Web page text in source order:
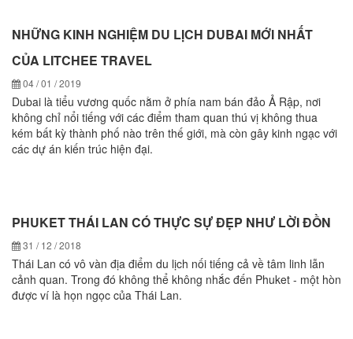
NHỮNG KINH NGHIỆM DU LỊCH DUBAI MỚI NHẤT
CỦA LITCHEE TRAVEL
04 / 01 / 2019
Dubai là tiểu vương quốc nằm ở phía nam bán đảo Ả Rập, nơi
không chỉ nổi tiếng với các điểm tham quan thú vị không thua
kém bất kỳ thành phố nào trên thế giới, mà còn gây kinh ngạc với
các dự án kiến trúc hiện đại.
PHUKET THÁI LAN CÓ THỰC SỰ ĐẸP NHƯ LỜI ĐỒN
31 / 12 / 2018
Thái Lan có vô vàn địa điểm du lịch nối tiếng cả về tâm linh lẫn
cảnh quan. Trong đó không thể không nhắc đến Phuket - một hòn
được ví là họn ngọc của Thái Lan.